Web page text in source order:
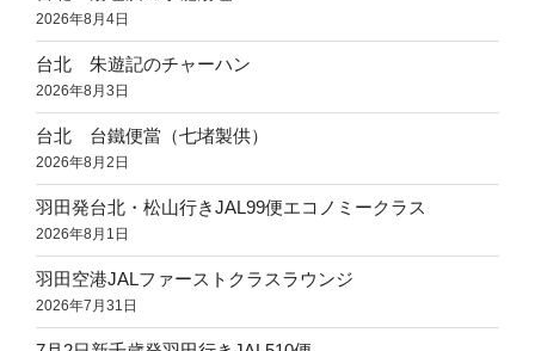
2026年8月4日
台北 朱遊記のチャーハン
2026年8月3日
台北 台鐵便當（七堵製供）
2026年8月2日
羽田発台北・松山行きJAL99便エコノミークラス
2026年8月1日
羽田空港JALファーストクラスラウンジ
2026年7月31日